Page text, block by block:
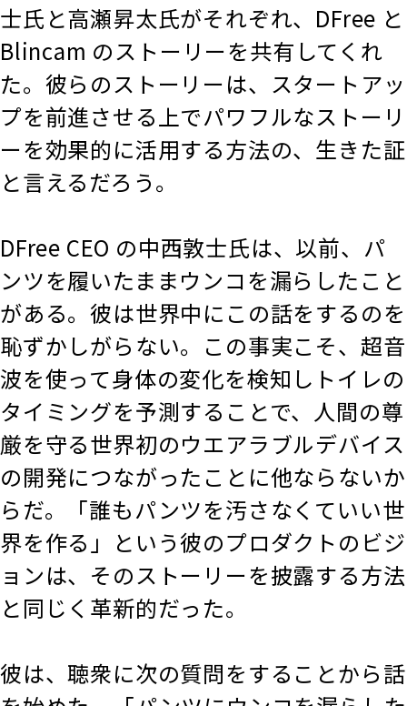
士氏と高瀬昇太氏がそれぞれ、DFree と
Blincam のストーリーを共有してくれ
た。彼らのストーリーは、スタートアッ
プを前進させる上でパワフルなストーリ
ーを効果的に活用する方法の、生きた証
と言えるだろう。
DFree CEO の中西敦士氏は、以前、パ
ンツを履いたままウンコを漏らしたこと
がある。彼は世界中にこの話をするのを
恥ずかしがらない。この事実こそ、超音
波を使って身体の変化を検知しトイレの
タイミングを予測することで、人間の尊
厳を守る世界初のウエアラブルデバイス
の開発につながったことに他ならないか
らだ。「誰もパンツを汚さなくていい世
界を作る」という彼のプロダクトのビジ
ョンは、そのストーリーを披露する方法
と同じく革新的だった。
彼は、聴衆に次の質問をすることから話